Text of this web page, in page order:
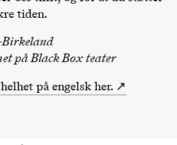
tiden.
Birkeland
på Black Box teater
på engelsk her.